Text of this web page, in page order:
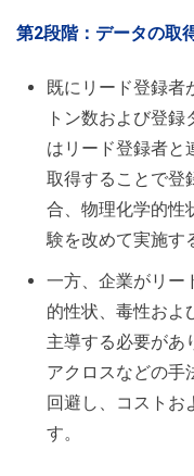
第2段階：データの取
既にリード登録者
トン数および登
はリード登録者と
取得することで登
合、物理化学的性
験を改めて実施す
一方、企業がリー
的性状、毒性およ
主導する必要があ
アクロスなどの手
回避し、コストお
す。